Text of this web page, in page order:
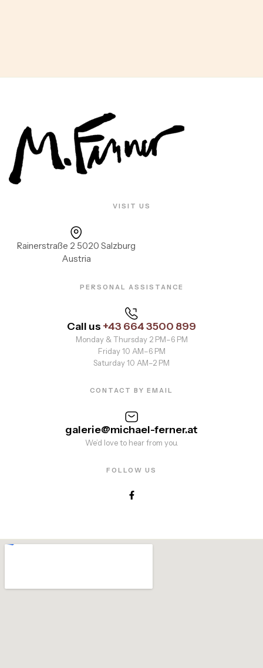
VISIT US
Rainerstraße 2 5020 Salzburg
Austria
PERSONAL ASSISTANCE
Call us +43 664 3500 899
Monday & Thursday 2 PM–6 PM
Friday 10 AM–6 PM
Saturday 10 AM–2 PM
CONTACT BY EMAIL
galerie@michael-ferner.at
We’d love to hear from you.
FOLLOW US